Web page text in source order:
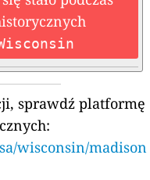
sprawdź platformę
wisconsin/madison